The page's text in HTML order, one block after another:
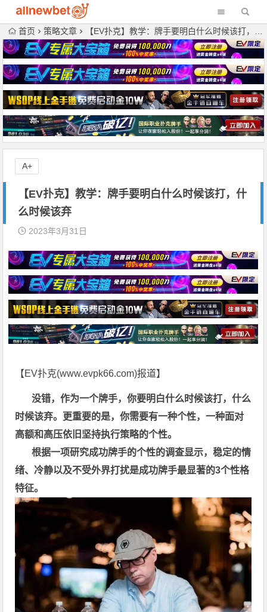
首页 策略文章 【EV扑克】教学：牌手要明白什么时候该打，什么时候该弃
【EV扑克】教学：牌手要明白什么时候该打，什
么时候该弃
2023年3月31日
【EV扑克(www.evpk66.com)报道】
没错，作为一个牌手，你要明白什么时候该打，什么
时候该弃。 更重要的是，你需要有一种个性，一种面对
高额和高压依旧坚持执行策略的个性。
根据一项研究成功牌手的个性的调查显示，稳定的情
绪、冷静以及不受外界打扰是成功牌手最显著的3个性格
特征。
A+